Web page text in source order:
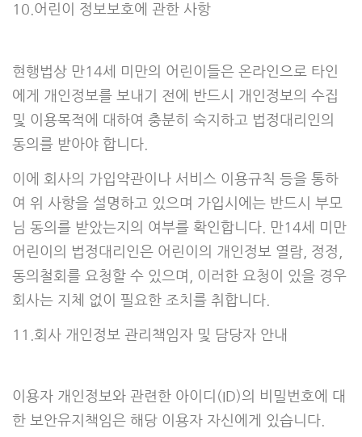
10.어린이 정보보호에 관한 사항
현행법상 만14세 미만의 어린이들은 온라인으로 타인
에게 개인정보를 보내기 전에 반드시 개인정보의 수집
및 이용목적에 대하여 충분히 숙지하고 법정대리인의
동의를 받아야 합니다.
이에 회사의 가입약관이나 서비스 이용규칙 등을 통하
여 위 사항을 설명하고 있으며 가입시에는 반드시 부모
님 동의를 받았는지의 여부를 확인합니다. 만14세 미만
어린이의 법정대리인은 어린이의 개인정보 열람, 정정,
동의철회를 요청할 수 있으며, 이러한 요청이 있을 경우
회사는 지체 없이 필요한 조치를 취합니다.
11.회사 개인정보 관리책임자 및 담당자 안내
이용자 개인정보와 관련한 아이디(ID)의 비밀번호에 대
한 보안유지책임은 해당 이용자 자신에게 있습니다.